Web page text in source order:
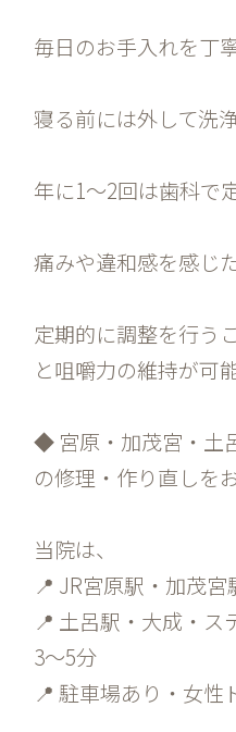
毎日のお手入れを丁
寝る前には外して洗
年に1〜2回は歯科で
痛みや違和感を感じ
定期的に調整を行う
と咀嚼力の維持が可
◆ 宮原・加茂宮・土
の修理・作り直しを
当院は、
📍 JR宮原駅・加茂
📍 土呂駅・大成・ス
3〜5分
📍 駐車場あり・女性